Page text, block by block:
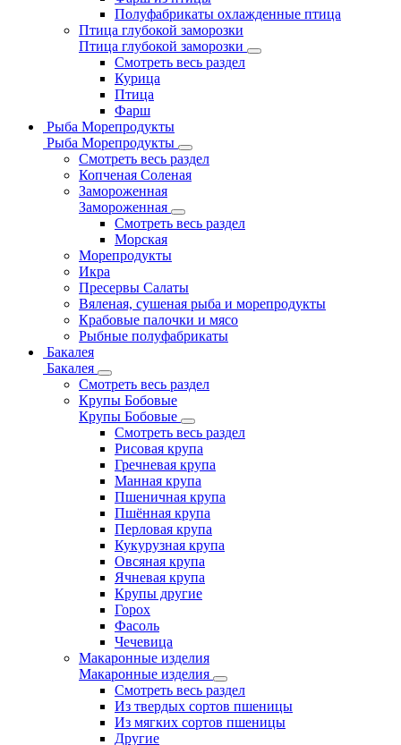
Полуфабрикаты охлажденные птица
Птица глубокой заморозки
Птица глубокой заморозки
Смотреть весь раздел
Курица
Птица
Фарш
Рыба Морепродукты
Рыба Морепродукты
Смотреть весь раздел
Копченая Соленая
Замороженная
Замороженная
Смотреть весь раздел
Морская
Морепродукты
Икра
Пресервы Салаты
Вяленая, сушеная рыба и морепродукты
Крабовые палочки и мясо
Рыбные полуфабрикаты
Бакалея
Бакалея
Смотреть весь раздел
Крупы Бобовые
Крупы Бобовые
Смотреть весь раздел
Рисовая крупа
Гречневая крупа
Манная крупа
Пшеничная крупа
Пшённая крупа
Перловая крупа
Кукурузная крупа
Овсяная крупа
Ячневая крупа
Крупы другие
Горох
Фасоль
Чечевица
Макаронные изделия
Макаронные изделия
Смотреть весь раздел
Из твердых сортов пшеницы
Из мягких сортов пшеницы
Другие